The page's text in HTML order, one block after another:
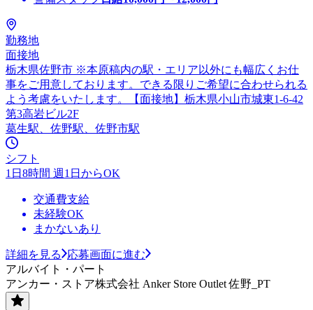
勤務地
面接地
栃木県佐野市 ※本原稿内の駅・エリア以外にも幅広くお仕
事をご用意しております。できる限りご希望に合わせられる
よう考慮をいたします。【面接地】栃木県小山市城東1-6-42
第3高岩ビル2F
葛生駅、佐野駅、佐野市駅
シフト
1日8時間 週1日からOK
交通費支給
未経験OK
まかないあり
詳細を見る
応募画面に進む
アルバイト・パート
アンカー・ストア株式会社 Anker Store Outlet 佐野_PT